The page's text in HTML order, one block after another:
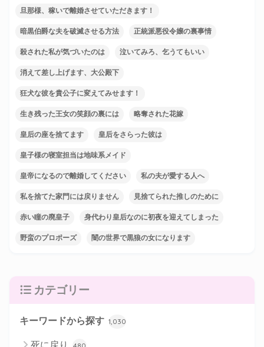
旦那様、稼いで離婚させていただきます！
暗黒伯爵な夫を破滅させる方法 正統派悪役令嬢の裏事情
殺された私が気づいたのは 泣いてみろ、乞うてもいい
消えて差し上げます、大公殿下
狂犬な彼を貴公子に変えてみせます！
生き残った王女の笑顔の裏には 略奪された花嫁
皇后の座を捨てます 皇后をさらった彼は
皇子様の寝室担当は地味系メイド
皇帝になるので離婚してください 私の夫が愛する人へ
私を捨てた家門には戻りません 見捨てられた推しのために
赤い瞳の廃皇子 身代わり皇后なのに初夜を迎えてしまった
野蛮のプロポーズ 闇の世界で黒狼の女になります
カテゴリー
キーワードから探す 1,030
死に戻り